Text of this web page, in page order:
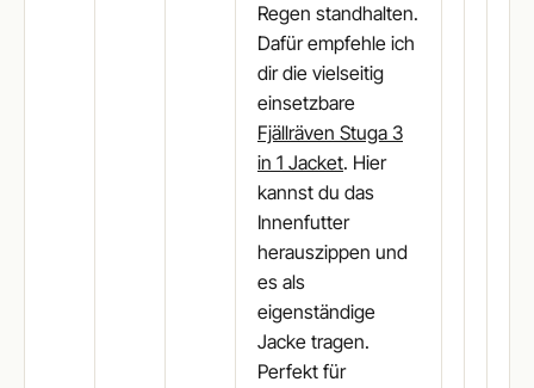
Regen standhalten.
Dafür empfehle ich
dir die vielseitig
einsetzbare
Fjällräven Stuga 3
in 1 Jacket. Hier
kannst du das
Innenfutter
herauszippen und
es als
eigenständige
Jacke tragen.
Perfekt für